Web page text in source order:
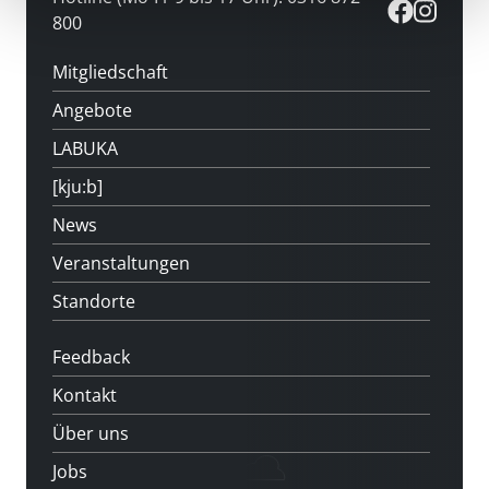
800
Mitgliedschaft
Angebote
LABUKA
[kju:b]
News
Veranstaltungen
Standorte
Feedback
Kontakt
Über uns
Jobs